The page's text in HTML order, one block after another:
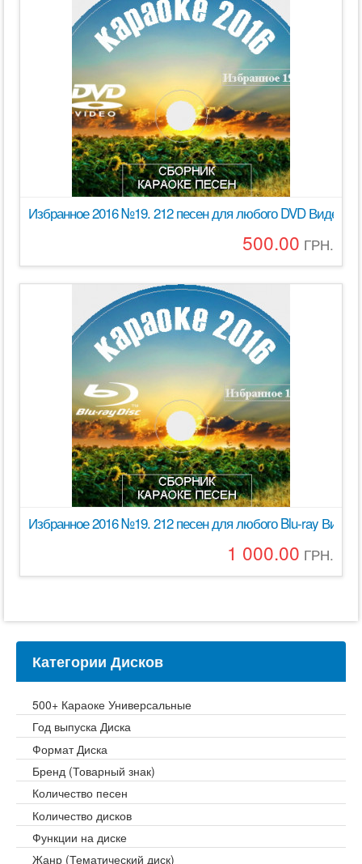
Избранное 2016 №19. 212 песен для любого DVD Видео
500.00 ГРН.
Избранное 2016 №19. 212 песен для любого Blu-ray Видео
1 000.00 ГРН.
Категории Дисков
500+ Караоке Универсальные
Год выпуска Диска
Формат Диска
Бренд (Товарный знак)
Количество песен
Количество дисков
Функции на диске
Жанр (Тематический диск)